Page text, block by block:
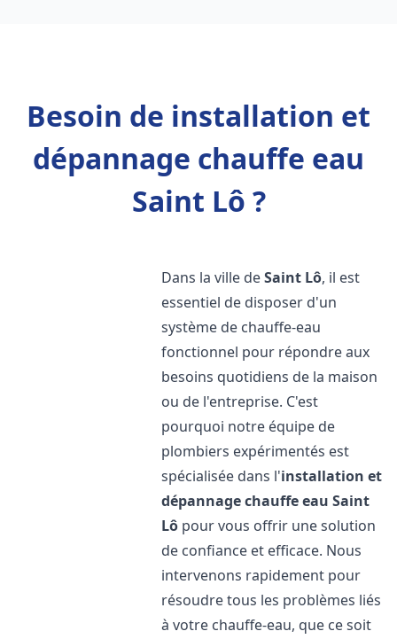
Besoin de installation et
dépannage chauffe eau
Saint Lô ?
Dans la ville deSaint Lô, il est
essentiel de disposer d'un
système de chauffe-eau
fonctionnel pour répondre aux
besoins quotidiens de la maison
ou de l'entreprise. C'est
pourquoi notre équipe de
plombiers expérimentés est
spécialisée dans l'installation et
dépannage chauffe eau Saint
Lô pour vous offrir une solution
de confiance et efficace. Nous
intervenons rapidement pour
résoudre tous les problèmes liés
à votre chauffe-eau, que ce soit